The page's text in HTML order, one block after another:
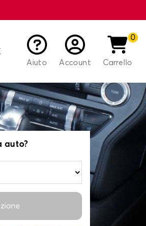
Aiuto
Account
0
Carrello
auto?